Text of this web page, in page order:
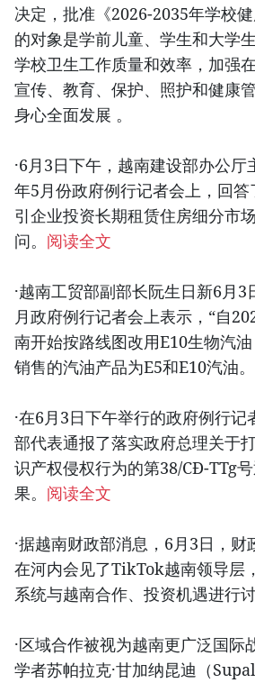
决定，批准《2026-2035年学校
的对象是学前儿童、学生和大学
学校卫生工作质量和效率，加强
宣传、教育、保护、照护和健康
身心全面发展 。
·6月3日下午，越南建设部办公
年5月份政府例行记者会上，回
引企业投资长期租赁住房细分市
问。 阅读全文
·越南工贸部副部长阮生日新6月3
月政府例行记者会上表示，“自
南开始按路线图改用E10生物汽
销售的汽油产品为E5和E10汽油。
·在6月3日下午举行的政府例行记
部代表通报了落实政府总理关于
识产权侵权行为的第38/CĐ-TTg
果。 阅读全文
·据越南财政部消息，6月3日，财
在河内会见了TikTok越南领导层
系统与越南合作、投资机遇进行讨
·区域合作被视为越南更广泛国际
学者苏帕拉克·甘加纳昆迪（